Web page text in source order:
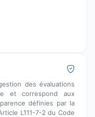
des évaluations
et correspond aux
définies par la
L111-7-2 du Code